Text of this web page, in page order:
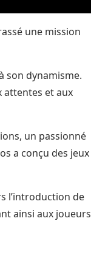
une mission
son dynamisme.
attentes et aux
un passionné
a conçu des jeux
l’introduction de
ainsi aux joueurs